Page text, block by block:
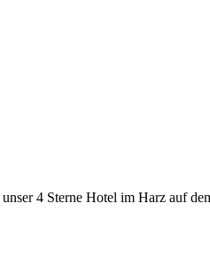
4 Sterne Hotel im Harz auf